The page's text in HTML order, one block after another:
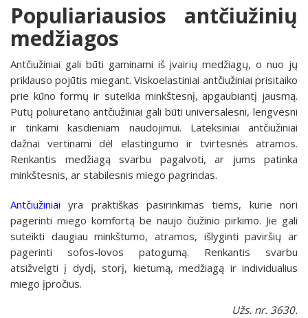
Populiariausios antčiužinių
medžiagos
Antčiužiniai gali būti gaminami iš įvairių medžiagų, o nuo jų
priklauso pojūtis miegant. Viskoelastiniai antčiužiniai prisitaiko
prie kūno formų ir suteikia minkštesnį, apgaubiantį jausmą.
Putų poliuretano antčiužiniai gali būti universalesni, lengvesni
ir tinkami kasdieniam naudojimui. Lateksiniai antčiužiniai
dažnai vertinami dėl elastingumo ir tvirtesnės atramos.
Renkantis medžiagą svarbu pagalvoti, ar jums patinka
minkštesnis, ar stabilesnis miego pagrindas.
Antčiužiniai yra praktiškas pasirinkimas tiems, kurie nori
pagerinti miego komfortą be naujo čiužinio pirkimo. Jie gali
suteikti daugiau minkštumo, atramos, išlyginti paviršių ar
pagerinti sofos-lovos patogumą. Renkantis svarbu
atsižvelgti į dydį, storį, kietumą, medžiagą ir individualius
miego įpročius.
Užs. nr. 3630.